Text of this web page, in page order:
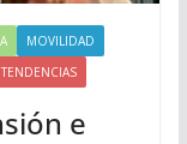
MOVILIDAD
TENDENCIAS
e